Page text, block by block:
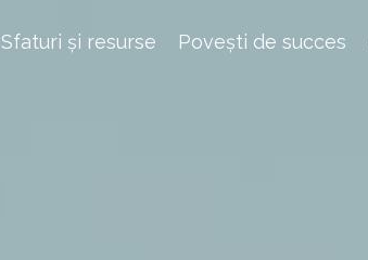
Sfaturi și resurse Povești de succes